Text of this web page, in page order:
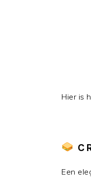
Hier is
Een